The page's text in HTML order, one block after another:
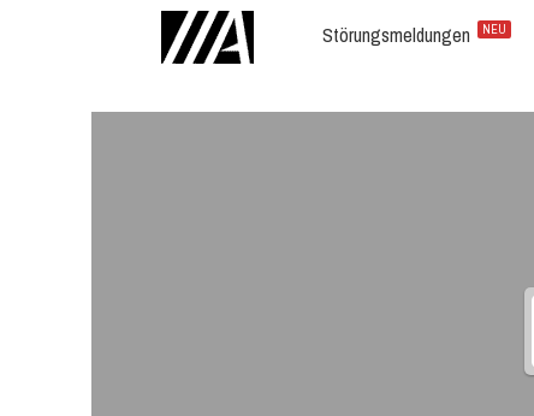
Störungsmeldungen NEU